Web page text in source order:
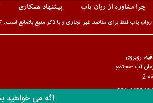
اگه می خواهید
چرا مشاوره از روان یاب پیشنهاد همکاری
یاب فقط برای مقاصد غیر تجاری و با ذکر منبع بلامانع
روبروی
آب -مجتمع
2
- All rights